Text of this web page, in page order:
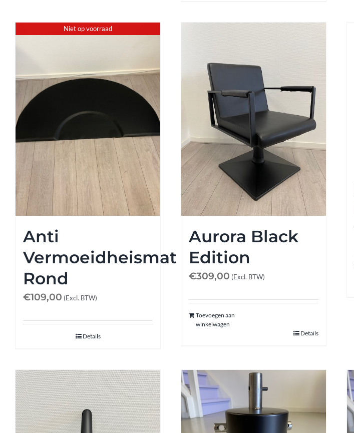
Niet op voorraad
Anti
Vermoeidheismat
Rond
€109,00 (Excl. BTW)
Details
Aurora Black
Edition
€309,00 (Excl. BTW)
Toevoegen aan
winkelwagen
Details